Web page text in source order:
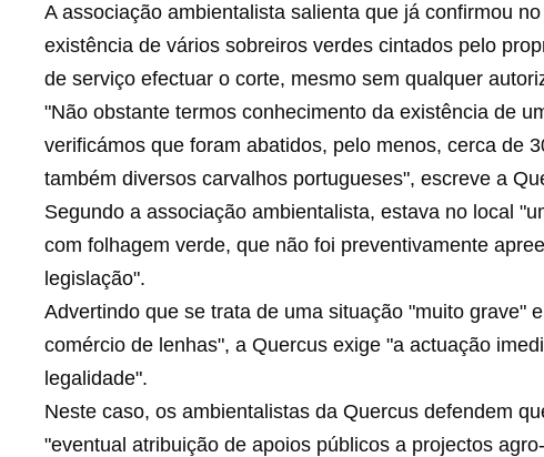
A associação ambientalista salienta que já confirmou
existência de vários sobreiros verdes cintados pelo
de serviço efectuar o corte, mesmo sem qualquer
"Não obstante termos conhecimento da existência de
verificámos que foram abatidos, pelo menos, cerca de
também diversos carvalhos portugueses", escreve a
Segundo a associação ambientalista, estava no local
com folhagem verde, que não foi preventivamente
legislação".
Advertindo que se trata de uma situação "muito grave"
comércio de lenhas", a Quercus exige "a actuação
legalidade".
Neste caso, os ambientalistas da Quercus defendem
"eventual atribuição de apoios públicos a projectos